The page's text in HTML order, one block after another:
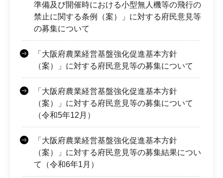
準備及び開催時における小型無人機等の飛行の
禁止に関する条例（案）」に対する府民意見等
の募集について
「大阪府農業経営基盤強化促進基本方針
（案）」に対する府民意見等の募集について
「大阪府農業経営基盤強化促進基本方針
（案）」に対する府民意見等の募集について
（令和5年12月）
「大阪府農業経営基盤強化促進基本方針
（案）」に対する府民意見等の募集結果につい
て（令和6年1月）